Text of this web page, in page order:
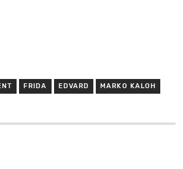
FRIDA EDVARD MARKO KALOH